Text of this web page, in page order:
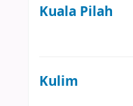
Kuala Pilah
Kulim